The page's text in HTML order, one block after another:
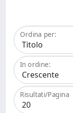
Ordina per:
In ordine:
Risultati/Pagina